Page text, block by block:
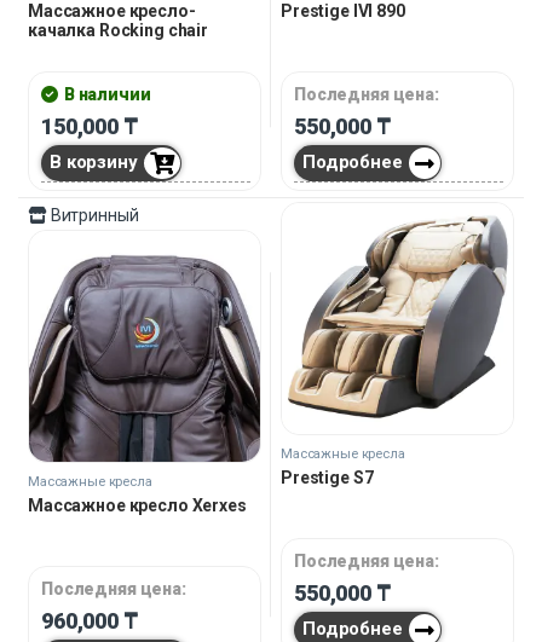
Массажное кресло-
качалка Rocking chair
В наличии
150,000 ₸
В корзину
Prestige IVI 890
Последняя цена:
550,000 ₸
Подробнее
Витринный
Массажные кресла
Массажное кресло Xerxes
Последняя цена:
960,000 ₸
Массажные кресла
Prestige S7
Последняя цена:
550,000 ₸
Подробнее